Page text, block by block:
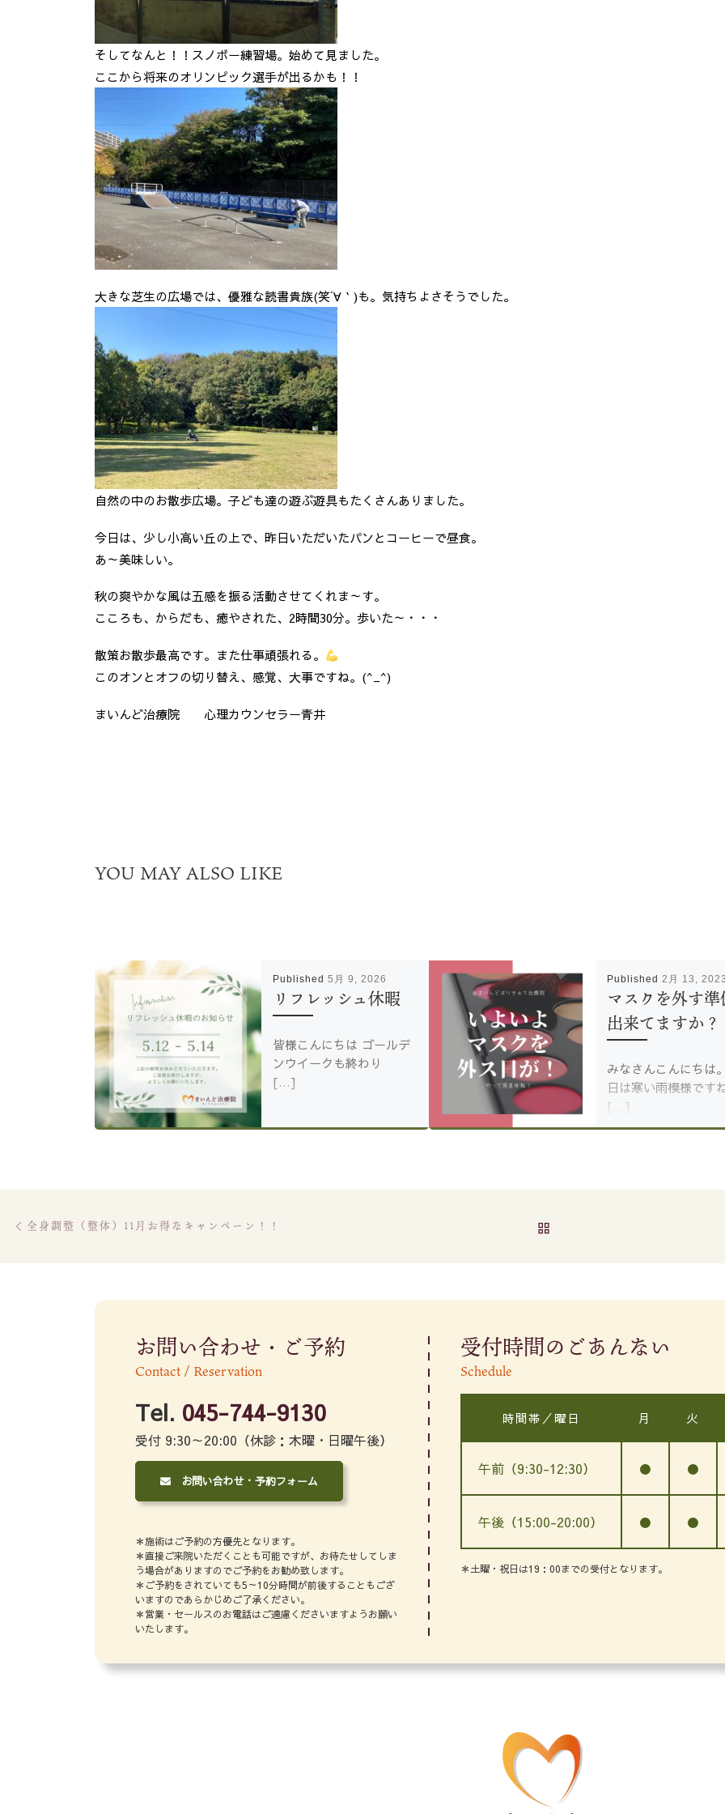
そしてなんと！！スノボー練習場。始めて見ました。
ここから将来のオリンピック選手が出るかも！！
大きな芝生の広場では、優雅な読書貴族(笑´∀｀)も。気持ちよさそうでした。
自然の中のお散歩広場。子ども達の遊ぶ遊具もたくさんありました。
今日は、少し小高い丘の上で、昨日いただいたパンとコーヒーで昼食。
あ～美味しい。
秋の爽やかな風は五感を振る活動させてくれま～す。
こころも、からだも、癒やされた、2時間30分。歩いた～・・・
散策お散歩最高です。また仕事頑張れる。
このオンとオフの切り替え、感覚、大事ですね。(^_^)
まいんど治療院 心理カウンセラー青井
YOU MAY ALSO LIKE
Published5月 9, 2026
リフレッシュ休暇
皆様こんにちは ゴールデ
ンウイークも終わり
[…]
Published 2月 13, 2023
マスクを外す準
出来てますか？
みなさんこんにちは
日は寒い雨模様ですね
[…]
Post navigation
全身調整（整体）11月お得なキャンペーン！！
お問い合わせ・ご予約
Contact / Reservation
Tel. 045-744-9130
受付 9:30～20:00（休診：木曜・日曜午後）
お問い合わせ・予約フォーム
＊施術はご予約の方優先となります。
＊直接ご来院いただくことも可能ですが、お待たせしてしま
う場合がありますのでご予約をお勧め致します。
＊ご予約をされていても5～10分時間が前後することもござ
いますのであらかじめご了承ください。
＊営業・セールスのお電話はご遠慮くださいますようお願い
いたします。
受付時間のごあんない
Schedule
時間帯／曜日 月 火
午前（9:30-12:30） ● ●
午後（15:00-20:00） ● ●
＊土曜・祝日は19：00までの受付となります。